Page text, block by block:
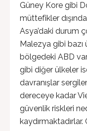
Güney Kore gibi
müttefikler
Asya’daki durum
Malezya gibi
bölgedeki ABD
gibi diğer ülkeler
davranışlar
dereceye kadar
güvenlik riskleri